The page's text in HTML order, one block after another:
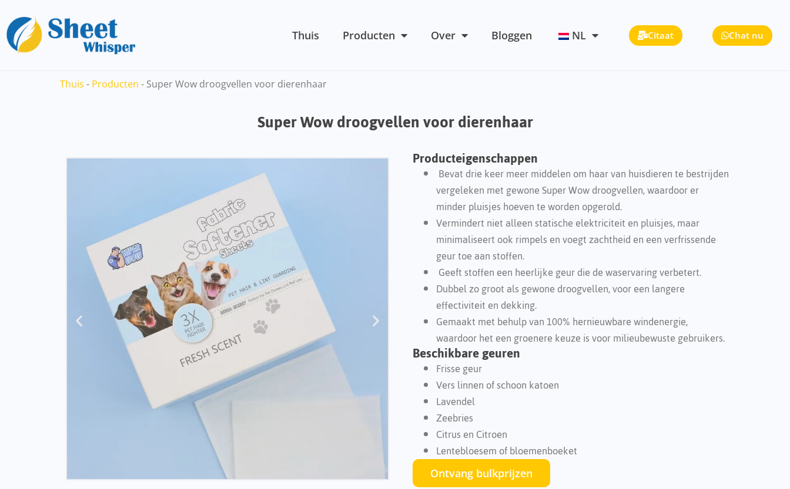
Thuis Producten Over Bloggen NL Citaat Chat nu
Thuis - Producten - Super Wow droogvellen voor dierenhaar
Super Wow droogvellen voor dierenhaar
Producteigenschappen
Bevat drie keer meer middelen om haar van huisdieren te bestrijden
vergeleken met gewone Super Wow droogvellen, waardoor er
minder pluisjes hoeven te worden opgerold.
Vermindert niet alleen statische elektriciteit en pluisjes, maar
minimaliseert ook rimpels en voegt zachtheid en een verfrissende
geur toe aan stoffen.
Geeft stoffen een heerlijke geur die de waservaring verbetert.
Dubbel zo groot als gewone droogvellen, voor een langere
effectiviteit en dekking.
Gemaakt met behulp van 100% hernieuwbare windenergie,
waardoor het een groenere keuze is voor milieubewuste gebruikers.
Beschikbare geuren
Frisse geur
Vers linnen of schoon katoen
Lavendel
Zeebries
Citrus en Citroen
Lentebloesem of bloemenboeket
Ontvang bulkprijzen